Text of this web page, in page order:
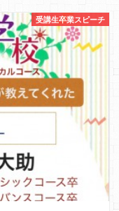
受講生卒業スピーチ